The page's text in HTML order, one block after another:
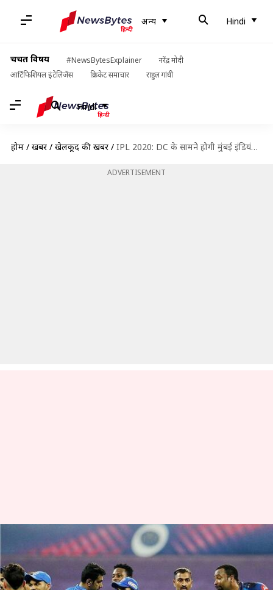
अन्य Hindi
चर्चित विषय #NewsBytesExplainer
नरेंद्र मोदी
आर्टिफिशियल इंटेलिजेंस
क्रिकेट समाचार राहुल गांधी
Hindi
होम / खबरें / खेलकूद की खबरें / IPL 2020: DC के सामने होगी मुंबई इंडियंस, पढ़ें पिच रिपोर्ट और ड्रीम इलेवन
ADVERTISEMENT
IPL 2020: DC के सामने होगी मुंबई
इंडियंस, पढ़ें पिच रिपोर्ट और ड्रीम
इलेवन